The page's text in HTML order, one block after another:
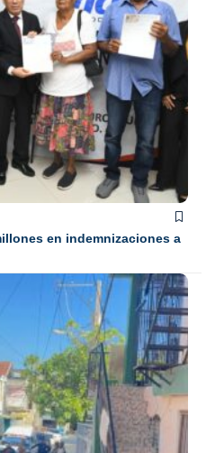
en indemnizaciones a